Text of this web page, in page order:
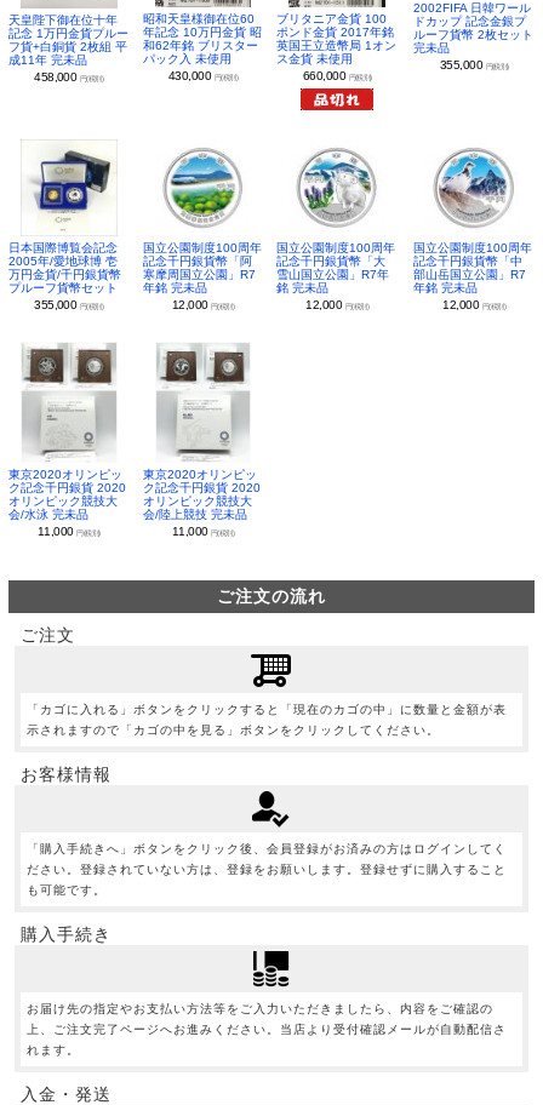
天皇陛下御在位十年
記念 1万円金貨プルー
フ貨+白銅貨 2枚組 平
成11年 完未品
458,000 円(税別)
昭和天皇様御在位60
年記念 10万円金貨 昭
和62年銘 ブリスター
パック入 未使用
430,000 円(税別)
ブリタニア金貨 100
ポンド金貨 2017年銘
英国王立造幣局 1オン
ス金貨 未使用
660,000 円(税別)
2002FIFA 日韓ワール
ドカップ 記念金銀プ
ルーフ貨幣 2枚セット
完未品
355,000 円(税別)
日本国際博覧会記念
2005年/愛地球博 壱
万円金貨/千円銀貨幣
プルーフ貨幣セット
355,000 円(税別)
国立公園制度100周年
記念千円銀貨幣「阿
寒摩周国立公園」R7
年銘 完未品
12,000 円(税別)
国立公園制度100周年
記念千円銀貨幣「大
雪山国立公園」R7年
銘 完未品
12,000 円(税別)
国立公園制度100周年
記念千円銀貨幣「中
部山岳国立公園」R7
年銘 完未品
12,000 円(税別)
東京2020オリンピッ
ク記念千円銀貨 2020
オリンピック競技大
会/水泳 完未品
11,000円(税別)
東京2020オリンピッ
ク記念千円銀貨 2020
オリンピック競技大
会/陸上競技 完未品
11,000 円(税別)
ご注文の流れ
ご注文
「カゴに入れる」ボタンをクリックすると「現在のカゴの中」に数量と金額が表
示されますので「カゴの中を見る」ボタンをクリックしてください。
お客様情報
「購入手続きへ」ボタンをクリック後、会員登録がお済みの方はログインしてく
ださい。登録されていない方は、登録をお願いします。登録せずに購入すること
も可能です。
購入手続き
お届け先の指定やお支払い方法等をご入力いただきましたら、内容をご確認の
上、ご注文完了ページへお進みください。当店より受付確認メールが自動配信さ
れます。
入金・発送